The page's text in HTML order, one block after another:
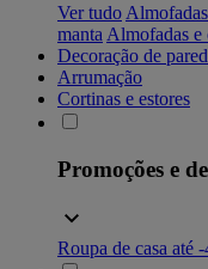
Ver tudo
manta Almofadas e
Decoração de
Arrumação
Cortinas e estores
Promoções e
Roupa de casa até